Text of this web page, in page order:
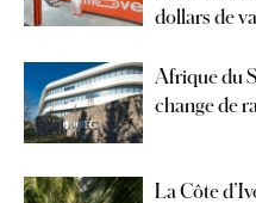
dollars de
Afrique du
change de
La Côte